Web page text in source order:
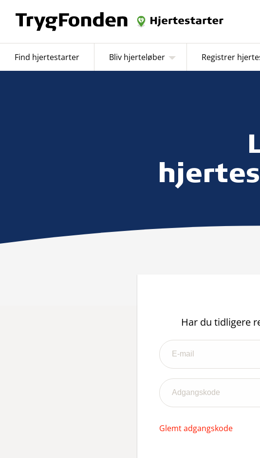
Find hjertestarter Bliv hjerteløber Registrer
Har du tidligere
Glemt adgangskode